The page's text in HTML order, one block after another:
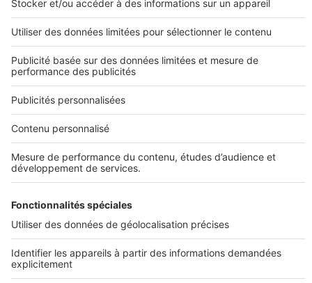
Construire sa maison
Maisons en L Maisons de plain-pied
Maisons à étage
Tous nos plans de maison
Infos pratiques
Sites du groupe SeLoger